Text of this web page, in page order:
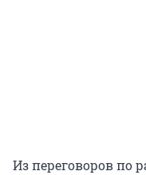
Из переговоров по